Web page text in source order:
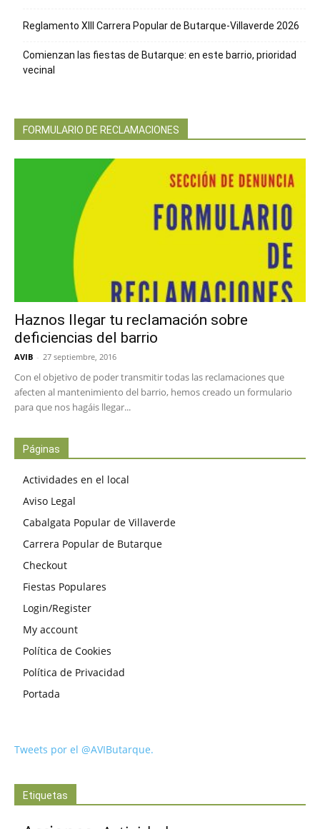
Reglamento XIII Carrera Popular de Butarque-Villaverde 2026
Comienzan las fiestas de Butarque: en este barrio, prioridad
vecinal
FORMULARIO DE RECLAMACIONES
Haznos llegar tu reclamación sobre
deficiencias del barrio
AVIB - 27 septiembre, 2016
Con el objetivo de poder transmitir todas las reclamaciones que
afecten al mantenimiento del barrio, hemos creado un formulario
para que nos hagáis llegar...
Páginas
Actividades en el local
Aviso Legal
Cabalgata Popular de Villaverde
Carrera Popular de Butarque
Checkout
Fiestas Populares
Login/Register
My account
Política de Cookies
Política de Privacidad
Portada
Tweets por el @AVIButarque.
Etiquetas